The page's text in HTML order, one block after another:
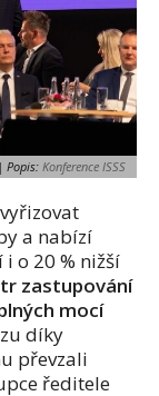
Popis: Konference ISSS
a nabízí
i o 20 % nižší
zastupování
mocí
díky
převzali
ředitele